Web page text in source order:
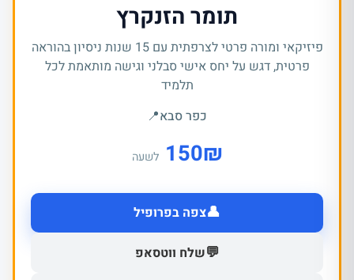
תומר הזנקרץ
פיזיקאי ומורה פרטי לצרפתית עם 15 שנות ניסיון בהוראה
פרטית, דגש על יחס אישי סבלני וגישה מותאמת לכל
תלמיד
כפר סבא📍
₪
150 לשעה
👤צפה בפרופיל
💬שלח ווטסאפ